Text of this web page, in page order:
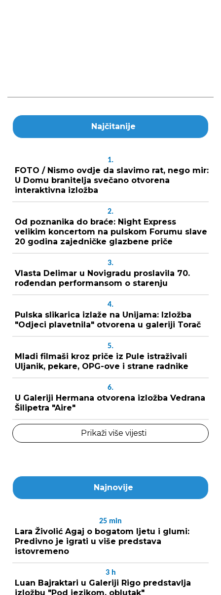
Najčitanije
1.
FOTO / Nismo ovdje da slavimo rat, nego mir:
U Domu branitelja svečano otvorena
interaktivna izložba
2.
Od poznanika do braće: Night Express
velikim koncertom na pulskom Forumu slave
20 godina zajedničke glazbene priče
3.
Vlasta Delimar u Novigradu proslavila 70.
rođendan performansom o starenju
4.
Pulska slikarica izlaže na Unijama: Izložba
"Odjeci plavetnila" otvorena u galeriji Torač
5.
Mladi filmaši kroz priče iz Pule istraživali
Uljanik, pekare, OPG-ove i strane radnike
6.
U Galeriji Hermana otvorena izložba Vedrana
Šilipetra "Aire"
Prikaži više vijesti
Najnovije
25 min
Lara Živolić Agaj o bogatom ljetu i glumi:
Predivno je igrati u više predstava
istovremeno
3 h
Luan Bajraktari u Galeriji Rigo predstavlja
izložbu "Pod jezikom, oblutak"